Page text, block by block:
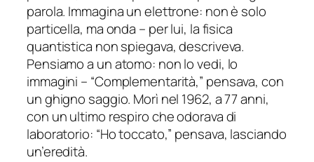
parola. Immagina un elettrone: non è solo
particella, ma onda – per lui, la fisica
quantistica non spiegava, descriveva.
Pensiamo a un atomo: non lo vedi, lo
immagini – “Complementarità,” pensava, con
un ghigno saggio. Morì nel 1962, a 77 anni,
con un ultimo respiro che odorava di
laboratorio: “Ho toccato,” pensava, lasciando
un’eredità.